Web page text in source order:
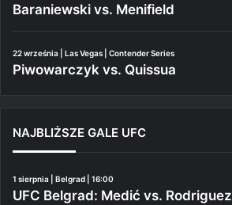
Baraniewski vs. Menifield
22 września | Las Vegas | Contender Series
Piwowarczyk vs. Quissua
NAJBLIŻSZE GALE UFC
1 sierpnia | Belgrad | 16:00
UFC Belgrad: Medić vs. Rodriguez